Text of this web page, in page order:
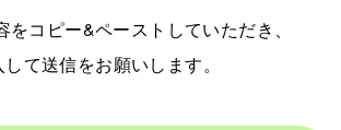
コピー&ペーストしていただき、
て送信をお願いします。